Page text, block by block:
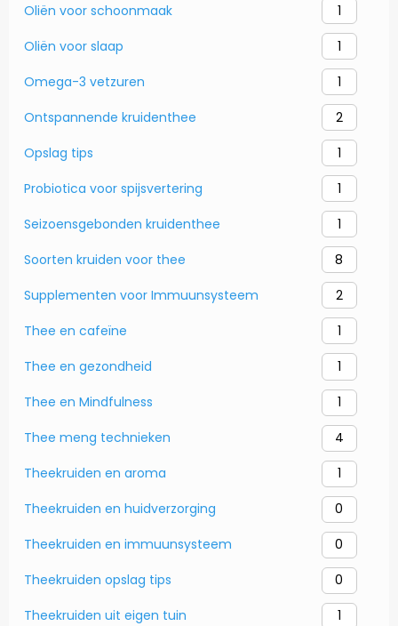
Oliën voor schoonmaak 1
Oliën voor slaap 1
Omega-3 vetzuren 1
Ontspannende kruidenthee 2
Opslag tips 1
Probiotica voor spijsvertering 1
Seizoensgebonden kruidenthee 1
Soorten kruiden voor thee 8
Supplementen voor Immuunsysteem 2
Thee en cafeïne 1
Thee en gezondheid 1
Thee en Mindfulness 1
Thee meng technieken 4
Theekruiden en aroma 1
Theekruiden en huidverzorging 0
Theekruiden en immuunsysteem 0
Theekruiden opslag tips 0
Theekruiden uit eigen tuin 1